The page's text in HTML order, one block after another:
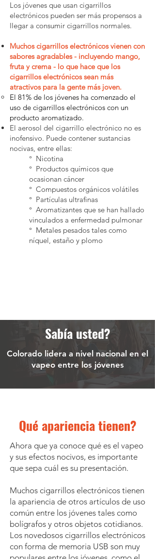
Los jóvenes que usan cigarrillos
electrónicos pueden ser más propensos a
llegar a consumir cigarrillos normales.
Muchos cigarrillos electrónicos vienen con
sabores agradables - incluyendo mango,
fruta y crema - lo que hace que los
cigarrillos electrónicos sean más
atractivos para la gente más joven.
El 81% de los jóvenes ha comenzado el
uso de cigarrillos electrónicos con un
producto aromatizado.
El aerosol del cigarrillo electrónico no es
inofensivo. Puede contener sustancias
nocivas, entre ellas:
° Nicotina
° Productos químicos que
ocasionan cáncer
° Compuestos orgánicos volátiles
° Partículas ultrafinas
° Aromatizantes que se han hallado
vinculados a enfermedad pulmonar
° Metales pesados tales como
níquel, estaño y plomo
Sabía usted?
Colorado lidera a nivel nacional en el
vapeo entre los jóvenes
Qué apariencia tienen?
Ahora que ya conoce qué es el vapeo
y sus efectos nocivos, es importante
que sepa cuál es su presentación.
Muchos cigarrillos electrónicos tienen
la apariencia de otros artículos de uso
común entre los jóvenes tales como
bolígrafos y otros objetos cotidianos.
Los novedosos cigarrillos electrónicos
con forma de memoria USB son muy